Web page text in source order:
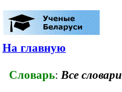
На главную
Словарь: Все словари